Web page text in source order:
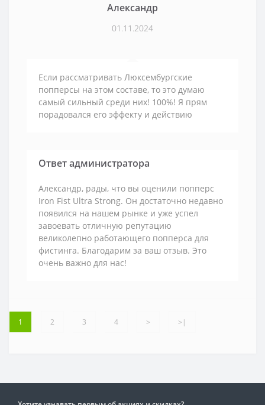
Александр
01.11.2024
Если рассматривать Люксембургские
попперсы на этом составе, то это думаю
самый сильный среди них! 100%! Я прям
порадовался его эффекту и действию
Ответ администратора
Александр, рады, что вы оценили попперс
Iron Fist Ultra Strong. Он достаточно недавно
появился на нашем рынке и уже успел
завоевать отличную репутацию
великолепно работающего попперса для
фистинга. Благодарим за ваш отзыв. Это
очень важно для нас!
1 2 3 4 > >|